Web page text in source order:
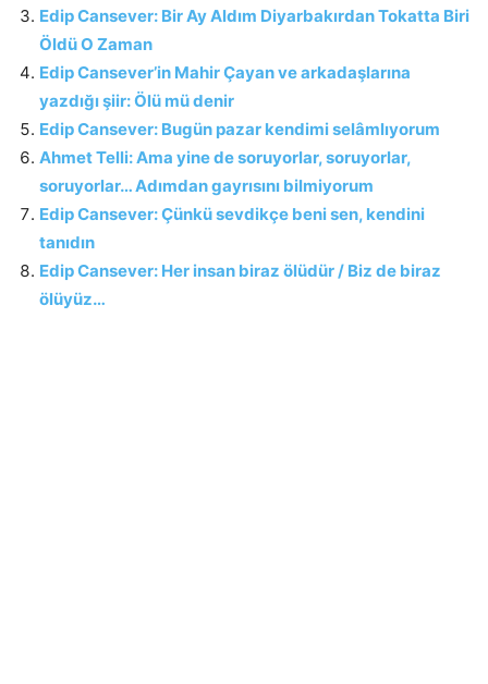
Edip Cansever: Bir Ay Aldım Diyarbakırdan Tokatta Biri
Öldü O Zaman
Edip Cansever’in Mahir Çayan ve arkadaşlarına
yazdığı şiir: Ölü mü denir
Edip Cansever: Bugün pazar kendimi selâmlıyorum
Ahmet Telli: Ama yine de soruyorlar, soruyorlar,
soruyorlar… Adımdan gayrısını bilmiyorum
Edip Cansever: Çünkü sevdikçe beni sen, kendini
tanıdın
Edip Cansever: Her insan biraz ölüdür / Biz de biraz
ölüyüz…